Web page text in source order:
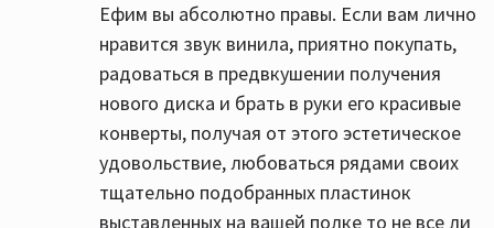
Ефим вы абсолютно правы. Если вам лично
нравится звук винила, приятно покупать,
радоваться в предвкушении получения
нового диска и брать в руки его красивые
конверты, получая от этого эстетическое
удовольствие, любоваться рядами своих
тщательно подобранных пластинок
выставленных на вашей полке то не все ли